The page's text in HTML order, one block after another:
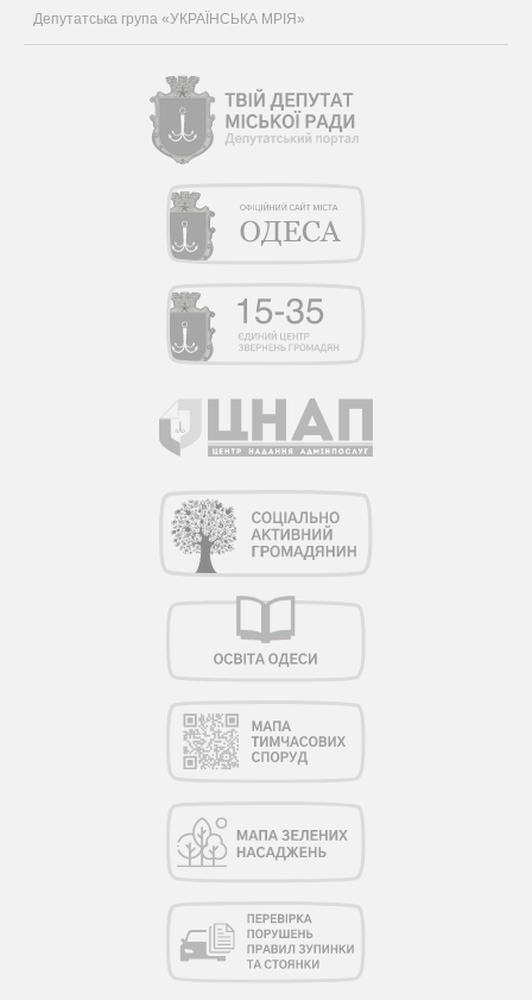
Депутатська група «УКРАЇНСЬКА МРІЯ»